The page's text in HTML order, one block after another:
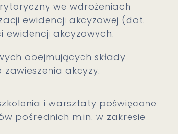
we wdrożeniach
ewidencji akcyzowej (dot.
ewidencji akcyzowych.
obejmujących składy
akcyzy.
i warsztaty poświęcone
pośrednich m.in. w zakresie